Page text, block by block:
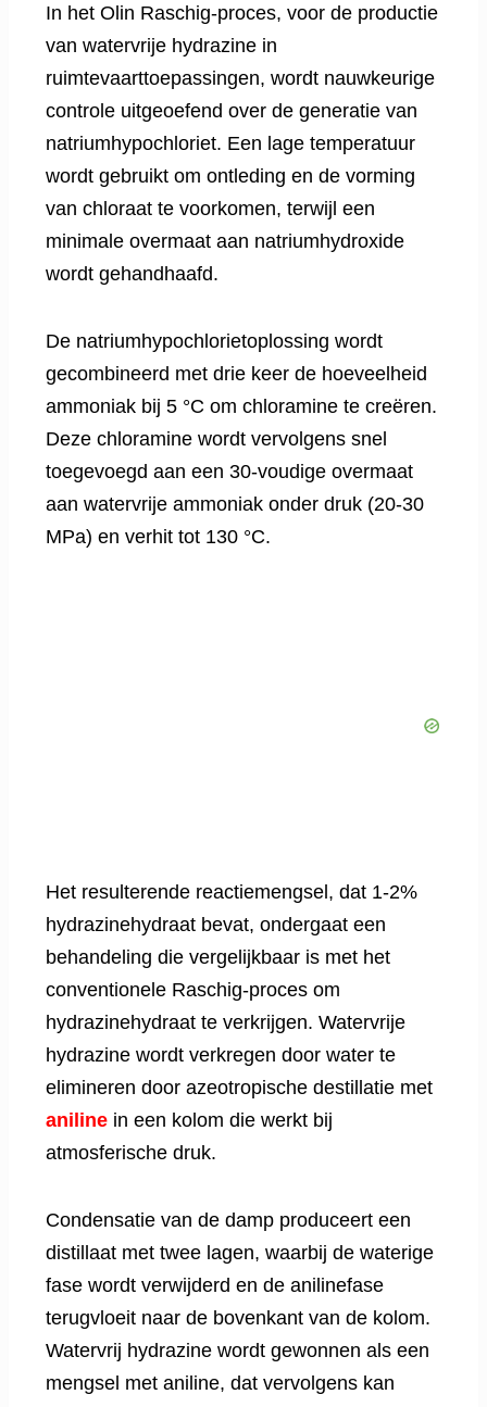
In het Olin Raschig-proces, voor de productie
van watervrije hydrazine in
ruimtevaarttoepassingen, wordt nauwkeurige
controle uitgeoefend over de generatie van
natriumhypochloriet. Een lage temperatuur
wordt gebruikt om ontleding en de vorming
van chloraat te voorkomen, terwijl een
minimale overmaat aan natriumhydroxide
wordt gehandhaafd.
De natriumhypochlorietoplossing wordt
gecombineerd met drie keer de hoeveelheid
ammoniak bij 5 °C om chloramine te creëren.
Deze chloramine wordt vervolgens snel
toegevoegd aan een 30-voudige overmaat
aan watervrije ammoniak onder druk (20-30
MPa) en verhit tot 130 °C.
Het resulterende reactiemengsel, dat 1-2%
hydrazinehydraat bevat, ondergaat een
behandeling die vergelijkbaar is met het
conventionele Raschig-proces om
hydrazinehydraat te verkrijgen. Watervrije
hydrazine wordt verkregen door water te
elimineren door azeotropische destillatie met
aniline in een kolom die werkt bij
atmosferische druk.
Condensatie van de damp produceert een
distillaat met twee lagen, waarbij de waterige
fase wordt verwijderd en de anilinefase
terugvloeit naar de bovenkant van de kolom.
Watervrij hydrazine wordt gewonnen als een
mengsel met aniline, dat vervolgens kan